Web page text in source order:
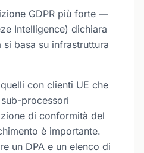
GDPR più forte —
Intelligence) dichiara
si basa su infrastruttura
con clienti UE che
processori
di conformità del
è importante.
un DPA e un elenco di